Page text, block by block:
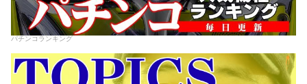
パチンコランキング